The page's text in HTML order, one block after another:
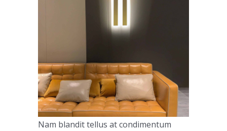
Nam blandit tellus at condimentum